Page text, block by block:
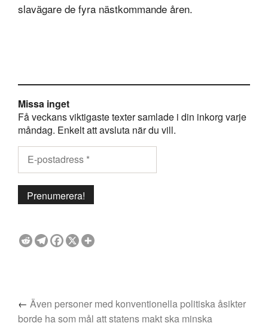
slavägare de fyra nästkommande åren.
Missa inget
Få veckans viktigaste texter samlade i din inkorg varje
måndag. Enkelt att avsluta när du vill.
← Även personer med konventionella politiska åsikter
borde ha som mål att statens makt ska minska